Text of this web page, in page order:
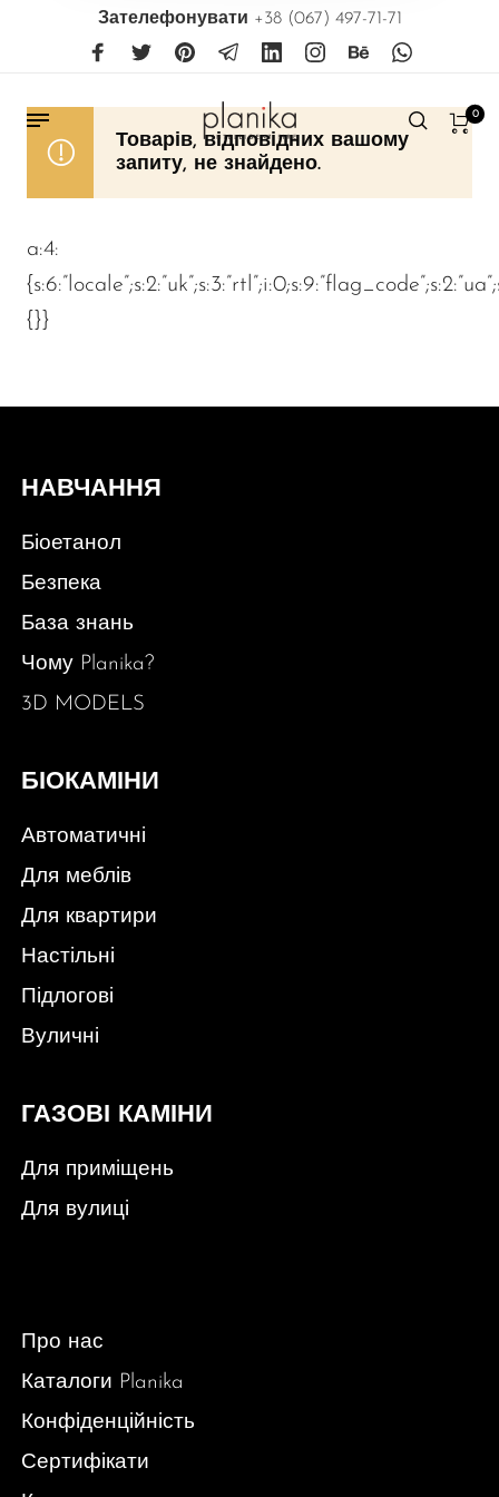
Зателефонувати +38 (067) 497-71-71
0
Товарів, відповідних вашому
запиту, не знайдено.
a:4:
{}}
НАВЧАННЯ
Біоетанол
Безпека
База знань
Чому Planika?
3D MODELS
БІОКАМІНИ
Автоматичні
Для меблів
Для квартири
Настільні
Підлогові
Вуличні
ГАЗОВІ КАМІНИ
Для приміщень
Для вулиці
Про нас
Каталоги Planika
Конфіденційність
Сертифікати